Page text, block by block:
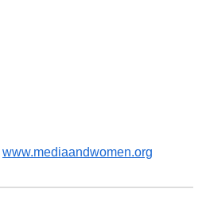
www.mediaandwomen.org